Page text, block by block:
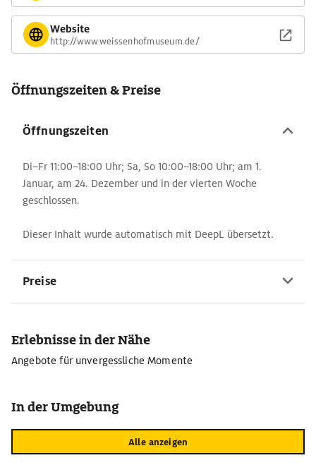
Website
http://www.weissenhofmuseum.de/
Öffnungszeiten & Preise
Öffnungszeiten
Di–Fr 11:00–18:00 Uhr; Sa, So 10:00–18:00 Uhr; am 1.
Januar, am 24. Dezember und in der vierten Woche
geschlossen.
Dieser Inhalt wurde automatisch mit DeepL übersetzt.
Preise
Erlebnisse in der Nähe
Angebote für unvergessliche Momente
In der Umgebung
Alle anzeigen